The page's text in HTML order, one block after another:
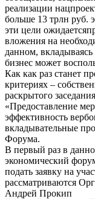
реализации
больше 13 трлн руб.
эти цели
вложения на
данном,
бизнес может
Как как раз станет
критериях –
раскрытого
«Предоставление
эффективность
вкладывательные
Форума.
В первый раз в
экономический
подать заявку на
рассматриваются
Андрей Прокип